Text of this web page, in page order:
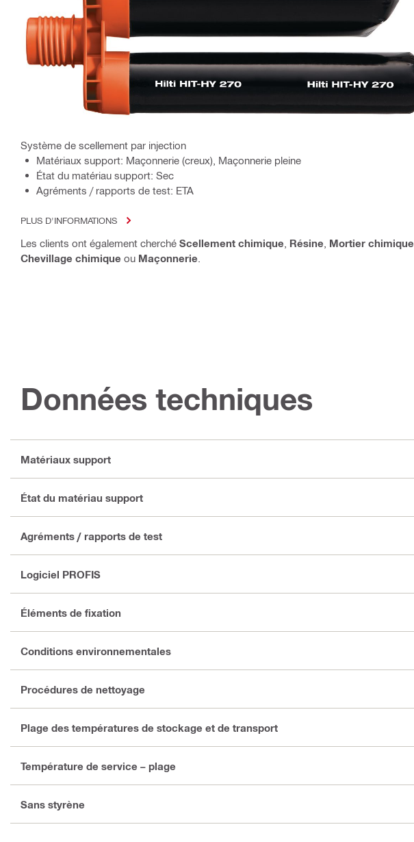
Système de scellement par injection
Matériaux support: Maçonnerie (creux), Maçonnerie pleine
État du matériau support: Sec
Agréments / rapports de test: ETA
PLUS D'INFORMATIONS
Les clients ont également cherché Scellement chimique Résine Mortier chimique
Chevillage chimique ou Maçonnerie
Données techniques
Matériaux support
État du matériau support
Agréments / rapports de test
Logiciel PROFIS
Éléments de fixation
Conditions environnementales
Procédures de nettoyage
Plage des températures de stockage et de transport
Température de service – plage
Sans styrène